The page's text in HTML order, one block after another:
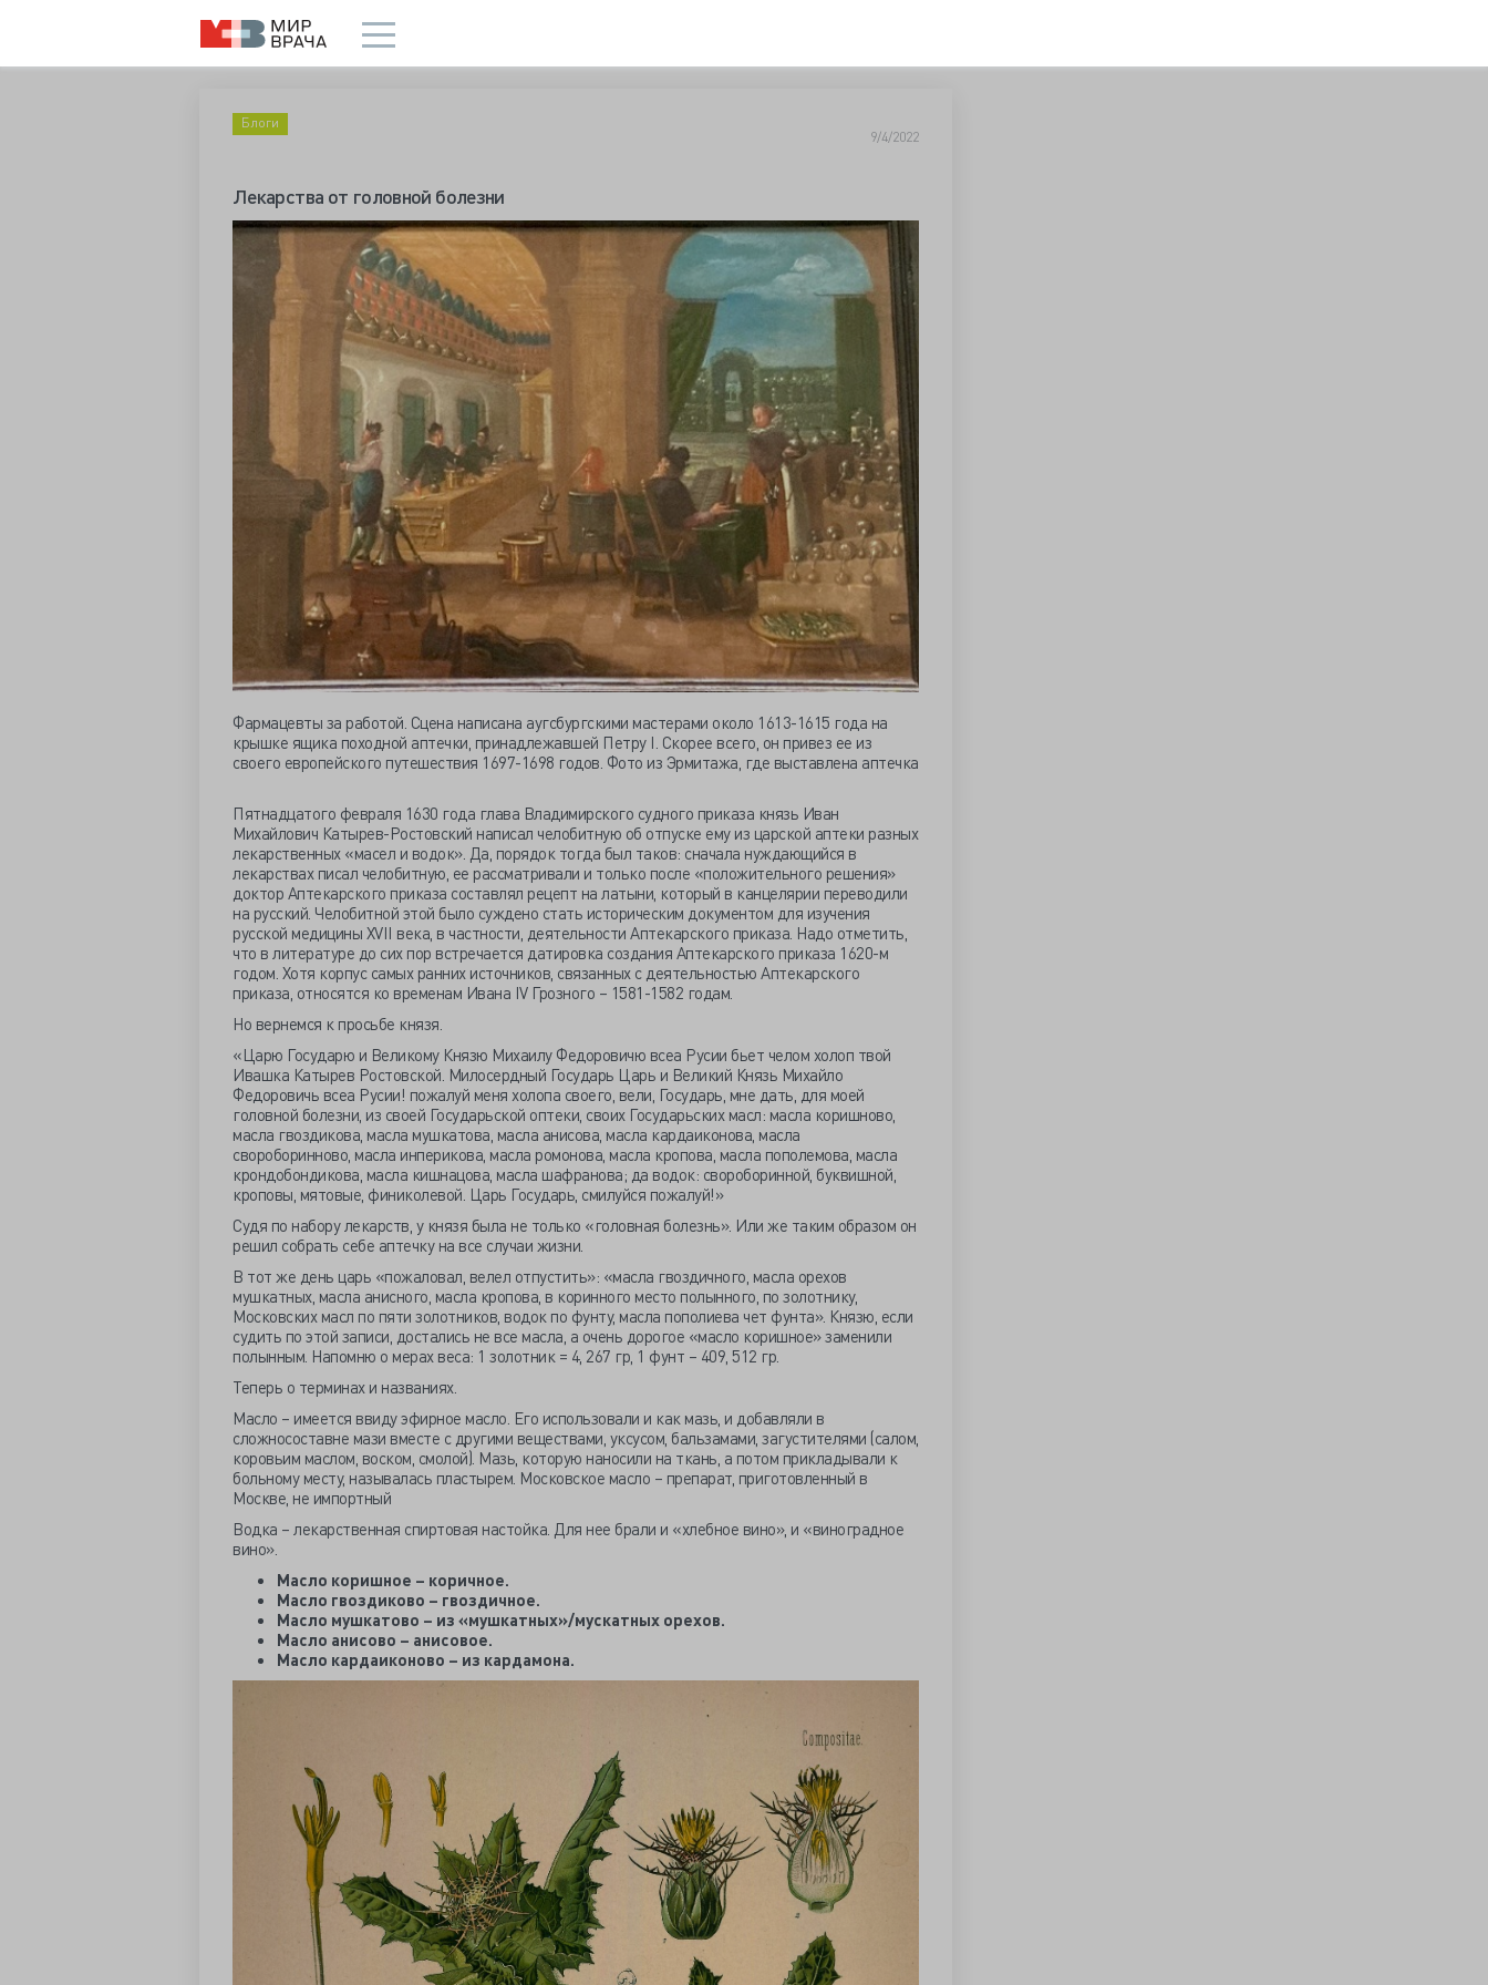
Блоги
9/4/2022
Лекарства от головной болезни
Фармацевты за работой. Сцена написана аугсбургскими мастерами около 1613-1615 года на
крышке ящика походной аптечки, принадлежавшей Петру I. Скорее всего, он привез ее из
своего европейского путешествия 1697-1698 годов. Фото из Эрмитажа, где выставлена аптечка
Пятнадцатого февраля 1630 года глава Владимирского судного приказа князь Иван
Михайлович Катырев-Ростовский написал челобитную об отпуске ему из царской аптеки разных
лекарственных «масел и водок». Да, порядок тогда был таков: сначала нуждающийся в
лекарствах писал челобитную, ее рассматривали и только после «положительного решения»
доктор Аптекарского приказа составлял рецепт на латыни, который в канцелярии переводили
на русский. Челобитной этой было суждено стать историческим документом для изучения
русской медицины XVII века, в частности, деятельности Аптекарского приказа. Надо отметить,
что в литературе до сих пор встречается датировка создания Аптекарского приказа 1620-м
годом. Хотя корпус самых ранних источников, связанных с деятельностью Аптекарского
приказа, относятся ко временам Ивана IV Грозного – 1581-1582 годам.
Но вернемся к просьбе князя.
«Царю Государю и Великому Князю Михаилу Федоровичю всеа Русии бьет челом холоп твой
Ивашка Катырев Ростовской. Милосердный Государь Царь и Великий Князь Михайло
Федоровичь всеа Русии! пожалуй меня холопа своего, вели, Государь, мне дать, для моей
головной болезни, из своей Государьской оптеки, своих Государьских масл: масла коришново,
масла гвоздикова, масла мушкатова, масла анисова, масла кардаиконова, масла
свороборинново, масла инперикова, масла ромонова, масла кропова, масла пополемова, масла
крондобондикова, масла кишнацова, масла шафранова; да водок: свороборинной, буквишной,
кроповы, мятовые, финиколевой. Царь Государь, смилуйся пожалуй!»
Судя по набору лекарств, у князя была не только «головная болезнь». Или же таким образом он
решил собрать себе аптечку на все случаи жизни.
В тот же день царь «пожаловал, велел отпустить»: «масла гвоздичного, масла орехов
мушкатных, масла анисного, масла кропова, в коринного место полынного, по золотнику,
Московских масл по пяти золотников, водок по фунту, масла пополиева чет фунта». Князю, если
судить по этой записи, достались не все масла, а очень дорогое «масло коришное» заменили
полынным. Напомню о мерах веса: 1 золотник = 4, 267 гр, 1 фунт – 409, 512 гр.
Теперь о терминах и названиях.
Масло – имеется ввиду эфирное масло. Его использовали и как мазь, и добавляли в
сложносоставне мази вместе с другими веществами, уксусом, бальзамами, загустителями (салом,
коровьим маслом, воском, смолой). Мазь, которую наносили на ткань, а потом прикладывали к
больному месту, называлась пластырем. Московское масло – препарат, приготовленный в
Москве, не импортный
Водка – лекарственная спиртовая настойка. Для нее брали и «хлебное вино», и «виноградное
вино».
Масло коришное – коричное.
Масло гвоздиково – гвоздичное.
Масло мушкатово – из «мушкатных»/мускатных орехов.
Масло анисово – анисовое.
Масло кардаиконово – из кардамона.